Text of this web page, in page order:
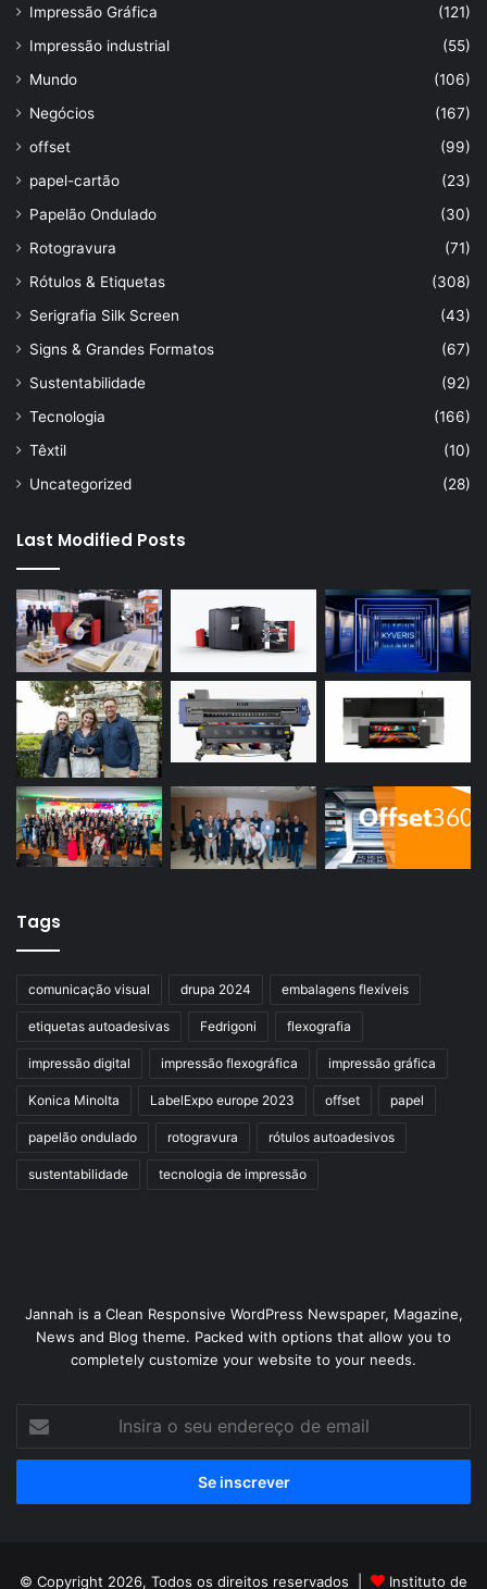
Impressão Gráfica
(121)
Impressão industrial
(55)
Mundo
(106)
Negócios
(167)
offset
(99)
papel-cartão
(23)
Papelão Ondulado
(30)
Rotogravura
(71)
Rótulos & Etiquetas
(308)
Serigrafia Silk Screen
(43)
Signs & Grandes Formatos
(67)
Sustentabilidade
(92)
Tecnologia
(166)
Têxtil
(10)
Uncategorized
(28)
Last Modified Posts
Tags
comunicação visual drupa 2024 embalagens flexíveis
etiquetas autoadesivas Fedrigoni flexografia
impressão digital impressão flexográfica impressão gráfica
Konica Minolta LabelExpo europe 2023 offset papel
papelão ondulado rotogravura rótulos autoadesivos
sustentabilidade tecnologia de impressão
Jannah is a Clean Responsive WordPress Newspaper, Magazine,
News and Blog theme. Packed with options that allow you to
completely customize your website to your needs.
seu
de
© Copyright 2026, Todos os direitos reservados | Instituto de